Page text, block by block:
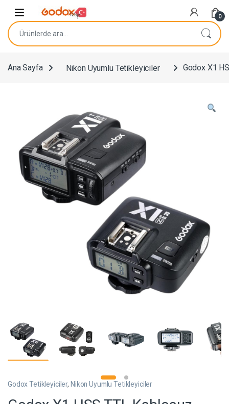
0
Ara:
Ana Sayfa Nikon Uyumlu Tetikleyiciler Godox X1
Godox Tetikleyiciler, Nikon Uyumlu Tetikleyiciler